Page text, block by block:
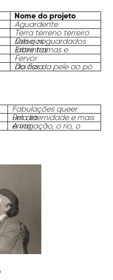
Nome do projeto
Aguardente
Terra terreno terreiro
Desejos guardados sob o rio
Entre tramas e labirintos
Fervor
Da flor da pele ao pó do osso
Fabulações queer
Pela eternidade e mais um dia
A vagação, o rio, o ermo